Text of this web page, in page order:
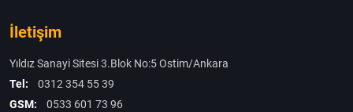
İletişim
Yıldız Sanayi Sitesi 3.Blok No:5 Ostim/Ankara
Tel:
0312 354 55 39
GSM:
0533 601 73 96